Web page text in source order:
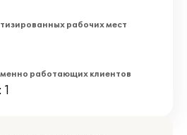
рабочих мест
работающих клиентов